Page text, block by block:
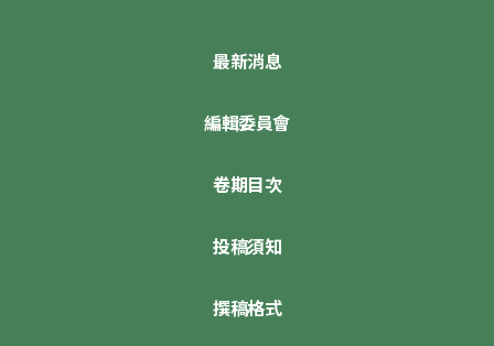
最新消息
編輯委員會
卷期目次
投稿須知
撰稿格式